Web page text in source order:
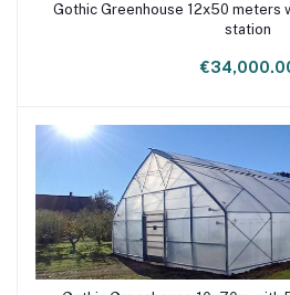
Add to cart
Gothic Greenhouse 12x50 meters
station